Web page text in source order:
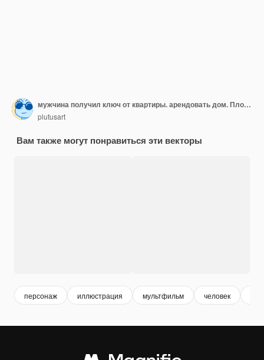
мужчина получил ключ от квартиры. арендовать дом. Плоский характер
plutusart
Вам также могут понравиться эти векторы
персонаж иллюстрация мультфильм человек